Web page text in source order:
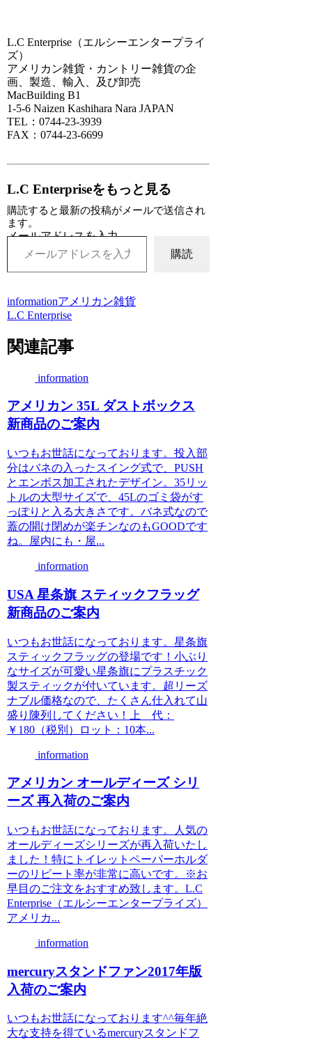
L.C Enterprise（エルシーエンタープライ
ズ）
アメリカン雑貨・カントリー雑貨の企
画、製造、輸入、及び卸売
MacBuilding B1
1-5-6 Naizen Kashihara Nara JAPAN
TEL：0744-23-3939
FAX：0744-23-6699
L.C Enterpriseをもっと見る
購読すると最新の投稿がメールで送信され
ます。
メールアドレスを入力...
購読
informationアメリカン雑貨
L.C Enterprise
関連記事
information
アメリカン 35L ダストボックス
新商品のご案内
いつもお世話になっております。投入部
分はバネの入ったスイング式で、PUSH
とエンボス加工されたデザイン。35リッ
トルの大型サイズで、45Lのゴミ袋がす
っぽりと入る大きさです。バネ式なので
蓋の開け閉めが楽チンなのもGOODです
ね。屋内にも・屋...
information
USA 星条旗 スティックフラッグ
新商品のご案内
いつもお世話になっております。星条旗
スティックフラッグの登場です！小ぶり
なサイズが可愛い星条旗にプラスチック
製スティックが付いています。超リーズ
ナブル価格なので、たくさん仕入れて山
盛り陳列してください！上 代：
￥180（税別）ロット：10本...
information
アメリカン オールディーズ シリ
ーズ 再入荷のご案内
いつもお世話になっております。人気の
オールディーズシリーズが再入荷いたし
ました！特にトイレットペーパーホルダ
ーのリピート率が非常に高いです。※お
早目のご注文をおすすめ致します。L.C
Enterprise（エルシーエンタープライズ）
アメリカ...
information
mercuryスタンドファン2017年版
入荷のご案内
いつもお世話になっております^^毎年絶
大な支持を得ているmercuryスタンドフ